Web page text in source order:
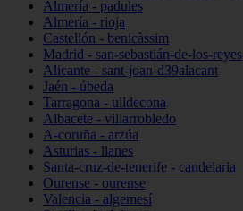
Almería - padules
Almería - rioja
Castellón - benicàssim
Madrid - san-sebastián-de-los-reyes
Alicante - sant-joan-d39alacant
Jaén - úbeda
Tarragona - ulldecona
Albacete - villarrobledo
A-coruña - arzúa
Asturias - llanes
Santa-cruz-de-tenerife - candelaria
Ourense - ourense
Valencia - algemesí